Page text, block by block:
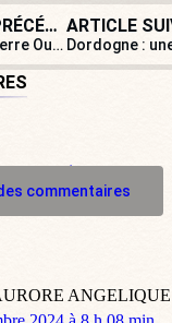
ARTICLE PRÉCÉDENT
Crèches : Pierre Ouzoulias ou la loi à géométrie variable
commentaires
ANGELIQUE